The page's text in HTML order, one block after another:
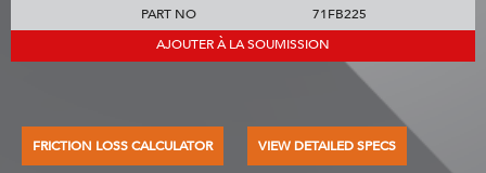
PART NO
71FB225
AJOUTER À LA SOUMISSION
FRICTION LOSS CALCULATOR VIEW DETAILED SPECS